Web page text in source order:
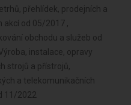
přehlídek, prodejních a
akcí od 05/2017 ,
obchodu a služeb od
instalace, opravy
strojů a přístrojů,
a telekomunikačních
11/2022